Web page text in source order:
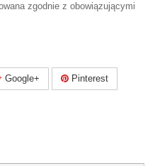
zgodnie z obowiązującymi
Google+ Pinterest